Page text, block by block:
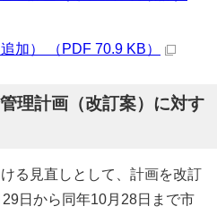
加） （PDF 70.9 KB）
理計画（改訂案）に対す
る見直しとして、計画を改訂
日から同年10月28日まで市